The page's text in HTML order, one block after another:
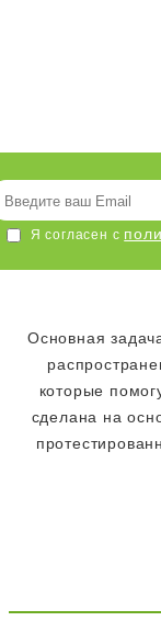
Я согласен с
Основная
которые
сделана на